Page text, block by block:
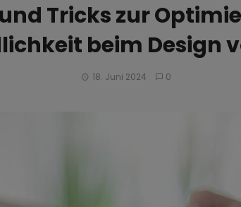
Tricks zur
beim Design
18. Juni 2024 0